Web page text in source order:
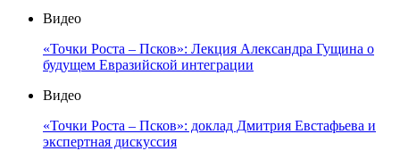
Видео
«Точки Роста – Псков»: Лекция Александра Гущина о
будущем Евразийской интеграции
Видео
«Точки Роста – Псков»: доклад Дмитрия Евстафьева и
экспертная дискуссия